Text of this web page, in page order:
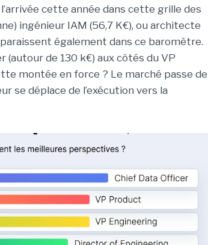
cette année dans cette grille des
ingénieur IAM (56,7 K€), ou architecte
également dans ce baromètre.
(autour de 130 k€) aux côtés du VP
montée en force ? Le marché passe de
se déplace de l’exécution vers la